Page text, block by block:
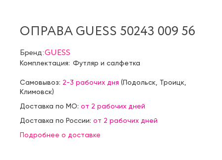
ОПРАВА GUESS 50243 009 56
Бренд:GUESS
Комплектация: Футляр и салфетка
Самовывоз: 2-3 рабочих дня (Подольск Троицк
Климовск)
Доставка по МО: от 2 рабочих дней
Доставка по России: от 2 рабочих дней
Подробнее о доставке